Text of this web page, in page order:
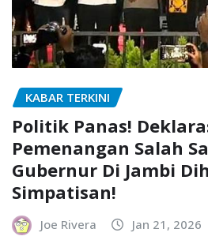
KABAR TERKINI
Politik Panas!
Pemenangan Salah
Gubernur Di Jambi
Simpatisan!
Joe Rivera Jan 21, 2026